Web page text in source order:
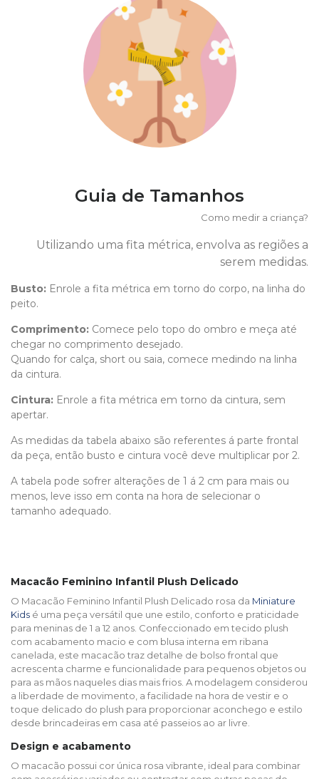
Guia de Tamanhos
Como medir a criança?
Utilizando uma fita métrica, envolva as regiões a
serem medidas.
Busto: Enrole a fita métrica em torno do corpo, na linha do
peito.
Comprimento: Comece pelo topo do ombro e meça até
chegar no comprimento desejado.
Quando for calça, short ou saia, comece medindo na linha
da cintura.
Cintura: Enrole a fita métrica em torno da cintura, sem
apertar.
As medidas da tabela abaixo são referentes á parte frontal
da peça, então busto e cintura você deve multiplicar por 2.
A tabela pode sofrer alterações de 1 á 2 cm para mais ou
menos, leve isso em conta na hora de selecionar o
tamanho adequado.
Macacão Feminino Infantil Plush Delicado
O Macacão Feminino Infantil Plush Delicado rosa da Miniature
Kids é uma peça versátil que une estilo, conforto e praticidade
para meninas de 1 a 12 anos. Confeccionado em tecido plush
com acabamento macio e com blusa interna em ribana
canelada, este macacão traz detalhe de bolso frontal que
acrescenta charme e funcionalidade para pequenos objetos ou
para as mãos naqueles dias mais frios. A modelagem considerou
a liberdade de movimento, a facilidade na hora de vestir e o
toque delicado do plush para proporcionar aconchego e estilo
desde brincadeiras em casa até passeios ao ar livre.
Design e acabamento
O macacão possui cor única rosa vibrante, ideal para combinar